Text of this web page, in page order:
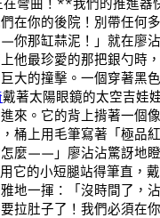
彎曲！**我們的推進器
在你的後院！別帶任何
你那缸蒜泥！」就在廖
他最珍愛的那把銀勺時
大的撞擊。一個穿著黑
戴著太陽眼鏡的太空吉娃
進來。它的背上揹著一個
桶上用毛筆寫著「極品
麼——」廖沾沾驚訝地
它的小短腿站得筆直，
地一揮：「沒時間了，沾
拉肚子了！我們必須在